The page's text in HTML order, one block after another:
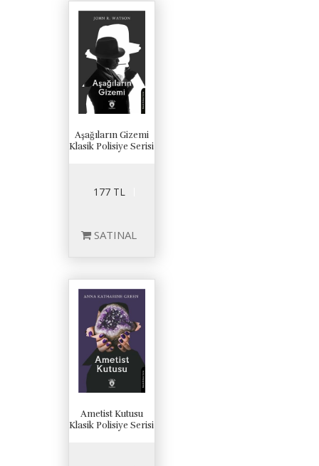
Aşağıların Gizemi
Klasik Polisiye Serisi
177 TL
SATINAL
Ametist Kutusu
Klasik Polisiye Serisi